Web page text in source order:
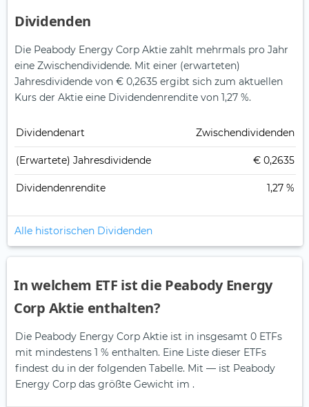
Dividenden
Die Peabody Energy Corp Aktie zahlt mehrmals pro Jahr
eine Zwischendividende. Mit einer (erwarteten)
Jahresdividende von € 0,2635 ergibt sich zum aktuellen
Kurs der Aktie eine Dividendenrendite von 1,27 %.
Dividendenart Zwischendividenden
(Erwartete) Jahresdividende € 0,2635
Dividendenrendite 1,27 %
Alle historischen Dividenden
In welchem ETF ist die Peabody Energy
Corp Aktie enthalten?
Die Peabody Energy Corp Aktie ist in insgesamt 0 ETFs
mit mindestens 1 % enthalten. Eine Liste dieser ETFs
findest du in der folgenden Tabelle. Mit — ist Peabody
Energy Corp das größte Gewicht im .